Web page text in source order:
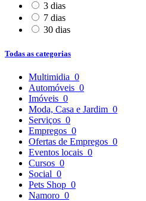
3 dias
7 dias
30 dias
Todas as categorias
Multimidia 0
Automóveis 0
Imóveis 0
Moda, Casa e Jardim 0
Serviços 0
Empregos 0
Ofertas de Empregos 0
Eventos locais 0
Cursos 0
Social 0
Pets Shop 0
Namoro 0